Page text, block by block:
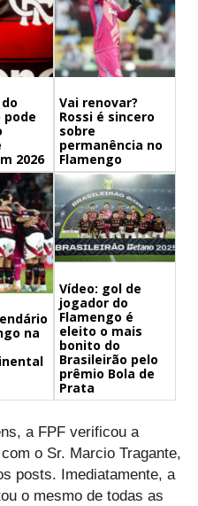
pode
2026
Vai renovar?
Rossi é sincero
sobre
permanência no
Flamengo
na
Vídeo: gol de
jogador do
Flamengo é
eleito o mais
bonito do
Brasileirão pelo
prêmio Bola de
Prata
a FPF verificou a
o Sr. Marcio Tragante,
posts. Imediatamente, a
o mesmo de todas as